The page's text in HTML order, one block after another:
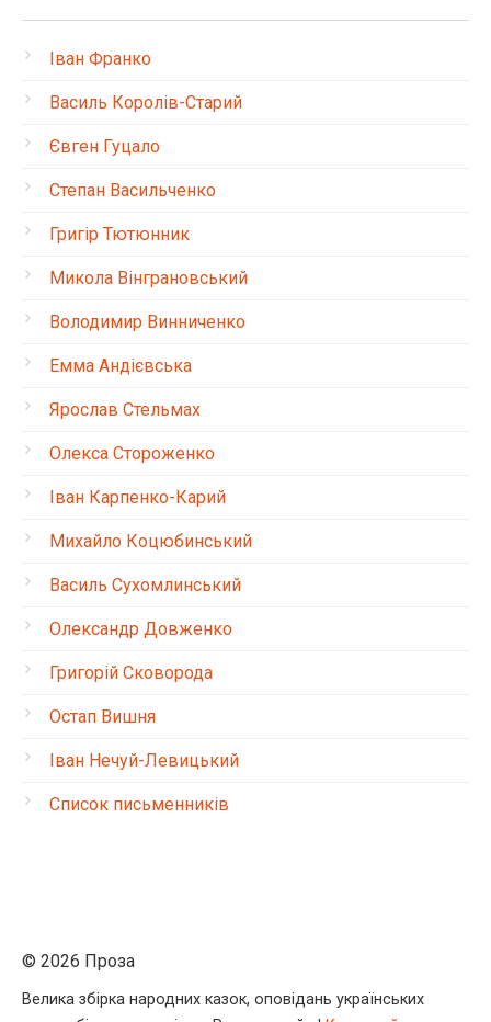
Іван Франко
Василь Королів-Старий
Євген Гуцало
Степан Васильченко
Григір Тютюнник
Микола Вінграновський
Володимир Винниченко
Емма Андієвська
Ярослав Стельмах
Олекса Стороженко
Іван Карпенко-Карий
Михайло Коцюбинський
Василь Сухомлинський
Олександр Довженко
Григорій Сковорода
Остап Вишня
Іван Нечуй-Левицький
Список письменників
© 2026 Проза
Велика збірка народних казок, оповідань українських